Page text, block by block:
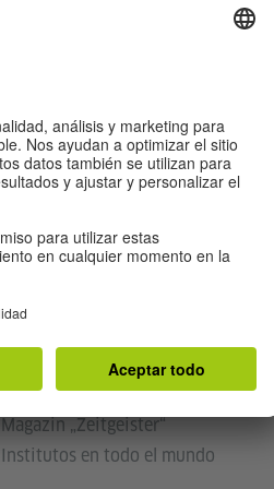
Mein Weg nach Deutschland
Magazin „Zeitgeister“
Institutos en todo el mundo